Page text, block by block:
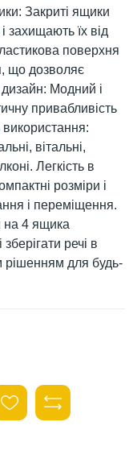
Закриті ящики
захищають їх від
поверхня
що дозволяє
дизайн: Модний і
привабливість
використання:
вітальні,
Легкість в
розміри і
і переміщення.
на 4 ящика
речі в
рішенням для будь-